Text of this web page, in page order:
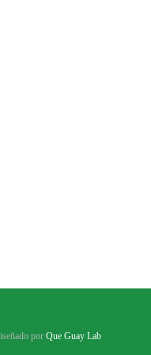
por Que Guay Lab